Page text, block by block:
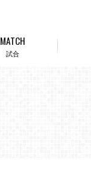
試合
MATCH